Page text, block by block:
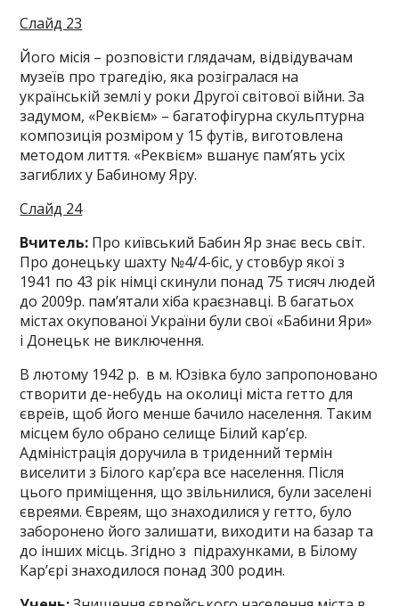
Слайд 23
Його місія – розповісти глядачам, відвідувачам
музеїв про трагедію, яка розігралася на
українській землі у роки Другої світової війни. За
задумом, «Реквієм» – багатофігурна скульптурна
композиція розміром у 15 футів, виготовлена
методом лиття. «Реквієм» вшанує пам’ять усіх
загиблих у Бабиному Яру.
Слайд 24
Вчитель: Про київський Бабин Яр знає весь світ.
Про донецьку шахту №4/4-біс, у стовбур якої з
1941 по 43 рік німці скинули понад 75 тисяч людей
до 2009р. пам’ятали хіба краєзнавці. В багатьох
містах окупованої України були свої «Бабини Яри»
і Донецьк не виключення.
В лютому 1942 р. в м. Юзівка було запропоновано
створити де-небудь на околиці міста гетто для
євреїв, щоб його менше бачило населення. Таким
місцем було обрано селище Білий кар’єр.
Адміністрація доручила в триденний термін
виселити з Білого кар’єра все населення. Після
цього приміщення, що звільнилися, були заселені
євреями. Євреям, що знаходилися у гетто, було
заборонено його залишати, виходити на базар та
до інших місць. Згідно з підрахунками, в Білому
Кар’єрі знаходилося понад 300 родин.